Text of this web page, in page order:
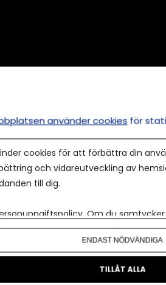
användarvillkor
Policy för AI
Annonspolicy
Tillgänglighet
Om oss
använder cookies för
cookies för att förbättra din
och vidareutveckling av
till dig.
. Om du
ditt val i efterhand hittar du den
ENDAST NÖDVÄNDIGA
TILLÅT ALLA